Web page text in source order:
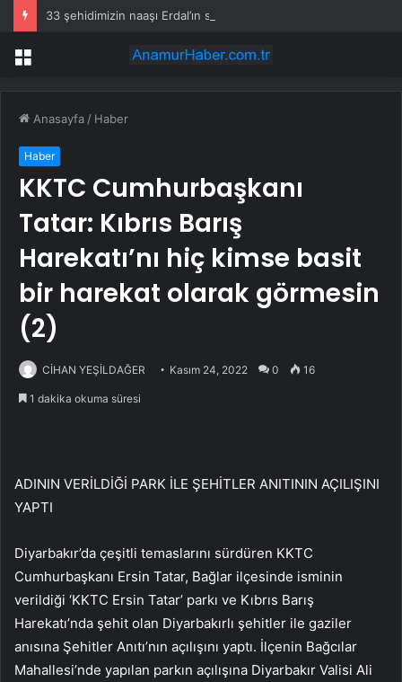
33 şehidimizin naaşı Erdal’ın siperi oldu
Menü
Anasayfa / Haber
Haber
KKTC Cumhurbaşkanı
Tatar: Kıbrıs Barış
Harekatı’nı hiç kimse basit
bir harekat olarak görmesin
(2)
CİHAN YEŞİLDAĞER Kasım 24, 2022 0 16
1 dakika okuma süresi
ADININ VERİLDİĞİ PARK İLE ŞEHİTLER ANITININ AÇILIŞINI
YAPTI
Diyarbakır’da çeşitli temaslarını sürdüren KKTC
Cumhurbaşkanı Ersin Tatar, Bağlar ilçesinde isminin
verildiği ‘KKTC Ersin Tatar’ parkı ve Kıbrıs Barış
Harekatı’nda şehit olan Diyarbakırlı şehitler ile gaziler
anısına Şehitler Anıtı’nın açılışını yaptı. İlçenin Bağcılar
Mahallesi’nde yapılan parkın açılışına Diyarbakır Valisi Ali